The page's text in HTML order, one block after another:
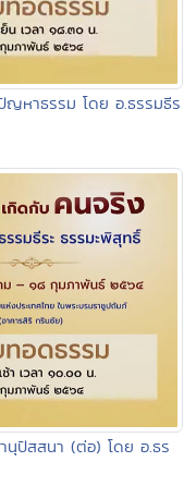
หาธรรม โดย อ.ธรรมธีร
นุปัสสนา (ต่อ) โดย อ.ธร